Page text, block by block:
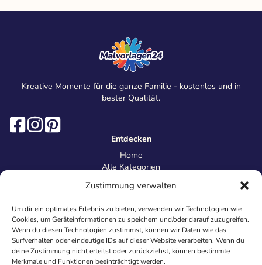
Zustimmung verwalten
Um dir ein optimales Erlebnis zu bieten, verwenden wir Technologien wie
Cookies, um Geräteinformationen zu speichern und/oder darauf zuzugreifen.
Wenn du diesen Technologien zustimmst, können wir Daten wie das
Surfverhalten oder eindeutige IDs auf dieser Website verarbeiten. Wenn du
deine Zustimmung nicht erteilst oder zurückziehst, können bestimmte
Merkmale und Funktionen beeinträchtigt werden.
Kreative Momente für die ganze Familie - kostenlos und in
bester Qualität.
Entdecken
Home
Alle Kategorien
Information
Über uns
Kontakt
Inhaltsrichtlinien
Recht & Datenschutz
Impressum